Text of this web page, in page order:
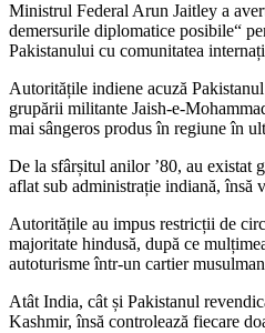
Ministrul Federal Arun Jaitley a
demersurile diplomatice posibile“
Pakistanului cu comunitatea
Autoritățile indiene acuză
grupării militante Jaish-e-
mai sângeros produs în regiune în
De la sfârșitul anilor ’80, au existat
aflat sub administrație indiană, însă
Autoritățile au impus restricții de
majoritate hindusă, după ce
autoturisme într-un cartier
Atât India, cât și Pakistanul
Kashmir, însă controlează fiecare